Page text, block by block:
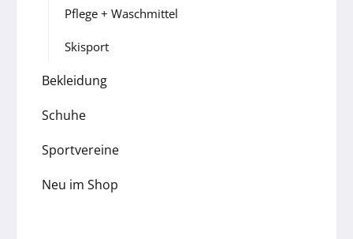
Pflege + Waschmittel
Skisport
Bekleidung
Schuhe
Sportvereine
Neu im Shop